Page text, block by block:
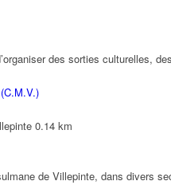
des sorties culturelles,
0.14 km
de Villepinte, dans divers